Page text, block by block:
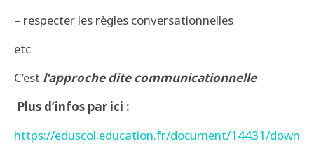
– respecter les règles conversationnelles
etc
C’est l’approche dite communicationnelle
Plus d’infos par ici :
https://eduscol.education.fr/document/14431/